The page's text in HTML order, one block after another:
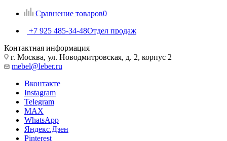
Сравнение товаров0
+7 925 485-34-48Отдел продаж
Контактная информация
г. Москва, ул. Новодмитровская, д. 2, корпус 2
mebel@leber.ru
Вконтакте
Instagram
Telegram
MAX
WhatsApp
Яндекс.Дзен
Pinterest